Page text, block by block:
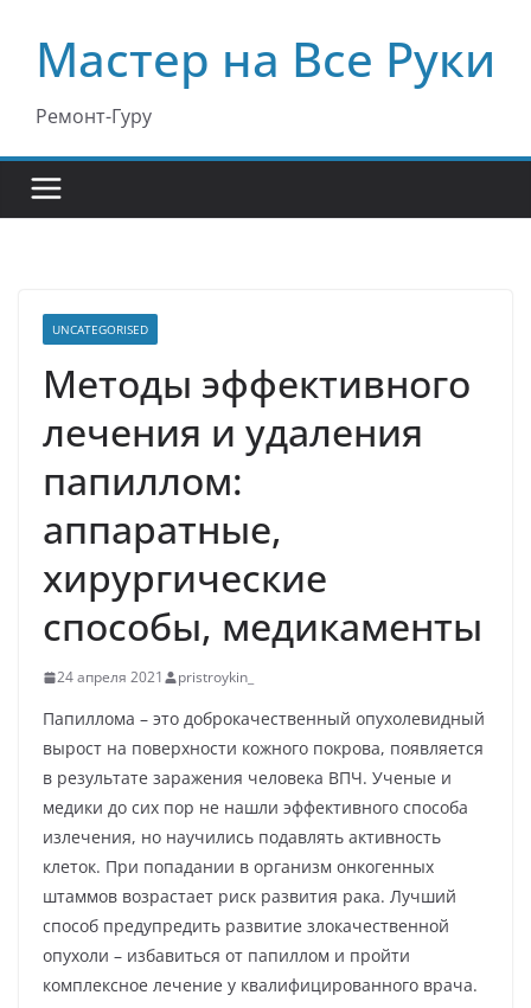
содержимому
Мастер на Все Руки
Ремонт-Гуру
UNCATEGORISED
Методы эффективного
лечения и удаления
папиллом:
аппаратные,
хирургические
способы, медикаменты
24 апреля 2021 pristroykin_
Папиллома – это доброкачественный опухолевидный
вырост на поверхности кожного покрова, появляется
в результате заражения человека ВПЧ. Ученые и
медики до сих пор не нашли эффективного способа
излечения, но научились подавлять активность
клеток. При попадании в организм онкогенных
штаммов возрастает риск развития рака. Лучший
способ предупредить развитие злокачественной
опухоли – избавиться от папиллом и пройти
комплексное лечение у квалифицированного врача.